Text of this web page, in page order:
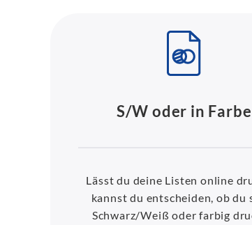
S/W oder in Farbe
Lässt du deine Listen online
kannst du entscheiden, ob du
Schwarz/Weiß oder farbig